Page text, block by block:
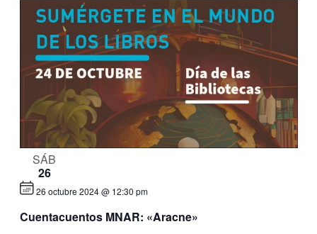
SÁB
26
Cuentacuentos MNAR: «Aracne»
26 octubre 2024 @ 12:30 pm